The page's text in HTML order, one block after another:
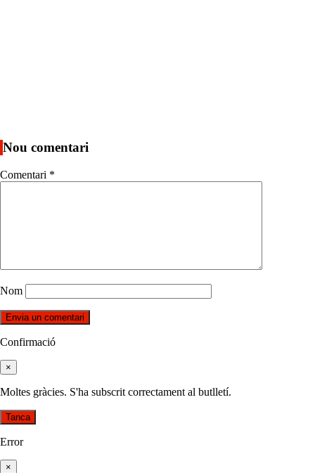
Nou comentari
Comentari *
Nom
Confirmació
×
Moltes gràcies. S'ha subscrit correctament al butlletí.
Tanca
Error
×